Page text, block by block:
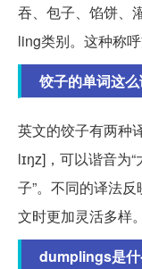
吞、包子、馅饼、
ling类别。这种称
饺子的单词这
英文的饺子有两种
lɪŋz]，可以谐音为
子”。不同的译法
文时更加灵活多样。
dumplings是